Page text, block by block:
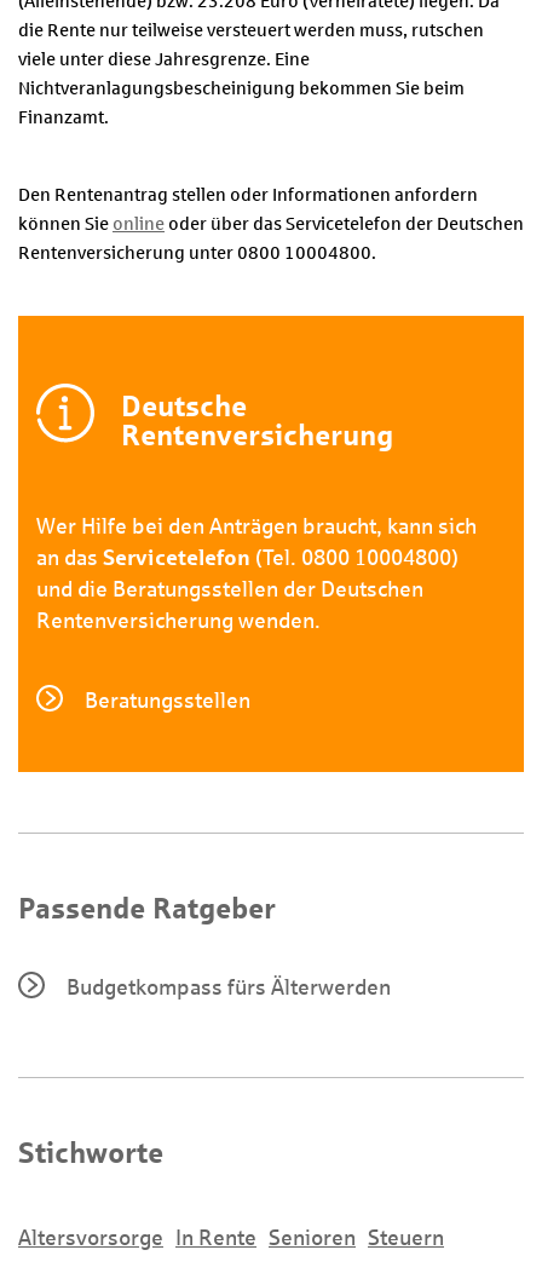
die Rente nur teilweise versteuert werden muss, rutschen
viele unter diese Jahresgrenze. Eine
Nichtveranlagungsbescheinigung bekommen Sie beim
Finanzamt.
Den Rentenantrag stellen oder Informationen anfordern
können Sie online oder über das Servicetelefon der Deutschen
Rentenversicherung unter 0800 10004800.
Deutsche
Rentenversicherung
Wer Hilfe bei den Anträgen braucht, kann sich
an das Servicetelefon (Tel. 0800 10004800)
und die Beratungsstellen der Deutschen
Rentenversicherung wenden.
Beratungsstellen
Passende Ratgeber
Budgetkompass fürs Älterwerden
Stichworte
Altersvorsorge In Rente Senioren Steuern